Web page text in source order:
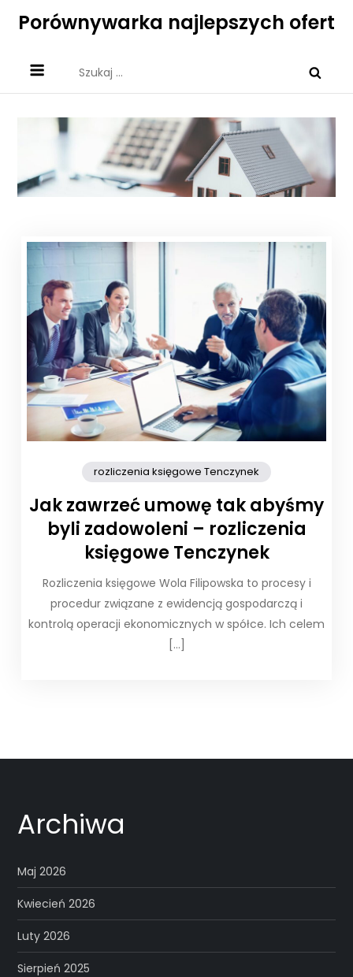
Porównywarka najlepszych ofert
rozliczenia księgowe Tenczynek
Jak zawrzeć umowę tak abyśmy
byli zadowoleni – rozliczenia
księgowe Tenczynek
Rozliczenia księgowe Wola Filipowska to procesy i
procedur związane z ewidencją gospodarczą i
kontrolą operacji ekonomicznych w spółce. Ich celem
[…]
Archiwa
Maj 2026
Kwiecień 2026
Luty 2026
Sierpień 2025